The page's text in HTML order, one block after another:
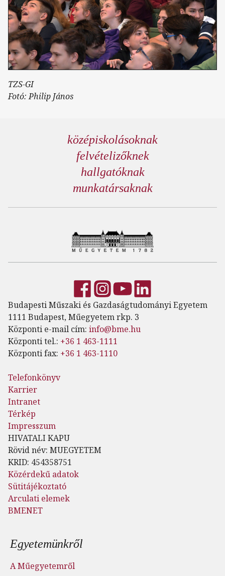
TZS-GI
Fotó: Philip János
középiskolásoknak
felvételizőknek
hallgatóknak
munkatársaknak
Budapesti Műszaki és Gazdaságtudományi Egyetem
1111 Budapest, Műegyetem rkp. 3
Központi e-mail cím: info@bme.hu
Központi tel.: +36 1 463-1111
Központi fax: +36 1 463-1110
Telefonkönyv
Karrier
Intranet
Térkép
Impresszum
HIVATALI KAPU
Rövid név: MUEGYETEM
KRID: 454358751
Közérdekű adatok
Sütitájékoztató
Arculati elemek
BMENET
Lábléc menü
Egyetemünkről
A Műegyetemről